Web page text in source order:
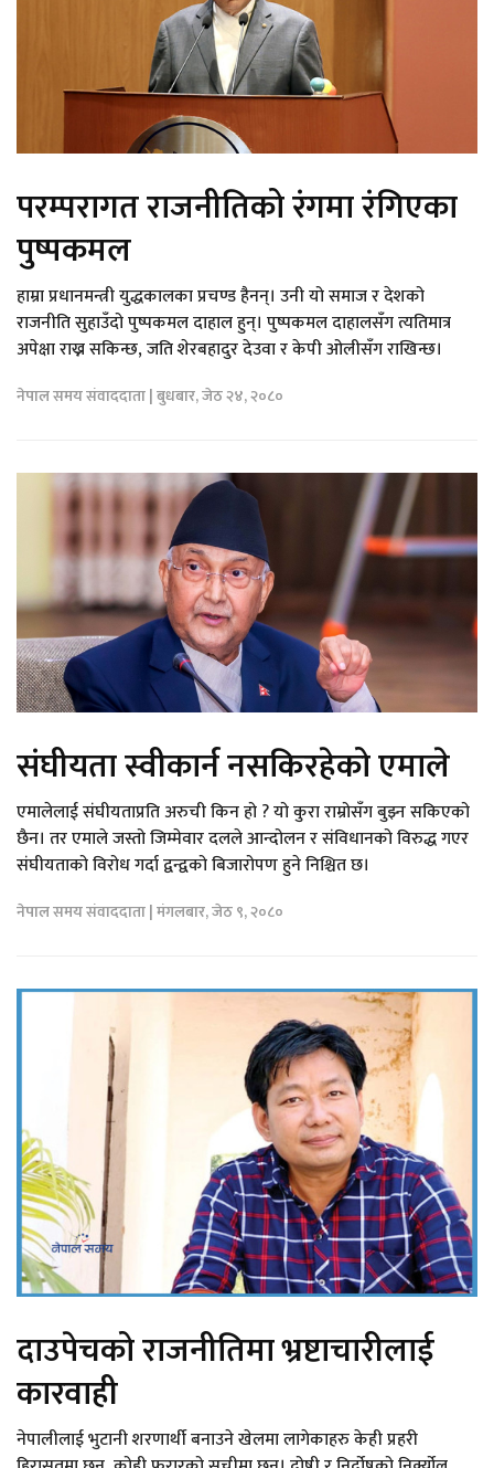
परम्परागत राजनीतिको रंगमा रंगिएका
पुष्पकमल
हाम्रा प्रधानमन्त्री युद्धकालका प्रचण्ड हैनन्। उनी यो समाज र देशको
राजनीति सुहाउँदो पुष्पकमल दाहाल हुन्। पुष्पकमल दाहालसँग त्यतिमात्र
अपेक्षा राख्न सकिन्छ, जति शेरबहादुर देउवा र केपी ओलीसँग राखिन्छ।
नेपाल समय संवाददाता | बुधबार, जेठ २४, २०८०
संघीयता स्वीकार्न नसकिरहेको एमाले
एमालेलाई संघीयताप्रति अरुची किन हो ? यो कुरा राम्रोसँग बुझ्न सकिएको
छैन। तर एमाले जस्तो जिम्मेवार दलले आन्दोलन र संविधानको विरुद्ध गएर
संघीयताको विरोध गर्दा द्वन्द्वको बिजारोपण हुने निश्चित छ।
नेपाल समय संवाददाता | मंगलबार, जेठ ९, २०८०
दाउपेचको राजनीतिमा भ्रष्टाचारीलाई
कारवाही
नेपालीलाई भुटानी शरणार्थी बनाउने खेलमा लागेकाहरु केही प्रहरी